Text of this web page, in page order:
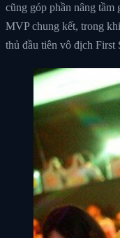
cũng góp phần nâng
MVP chung kết, trong
thủ đầu tiên vô địch First